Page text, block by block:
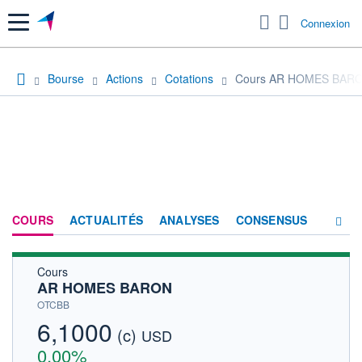
Menu Connexion
Bourse Actions Cotations Cours AR HOMES
COURS ACTUALITÉS ANALYSES CONSENSUS
Cours
AR HOMES BARON
OTCBB
6,1000 (c) USD
0,00%